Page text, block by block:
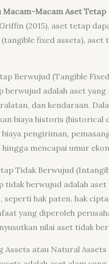
Macam-Macam Aset Tetap
(2015), aset tetap
fixed assets),
Berwujud (Tangible
berwujud adalah aset
dan kendaraan.
biaya historis (historical
pengiriman,
hingga mencapai umur
Tidak Berwujud
tidak berwujud adalah
seperti hak paten, hak
yang diperoleh
nilai aset tidak
Assets atau Natural Assets